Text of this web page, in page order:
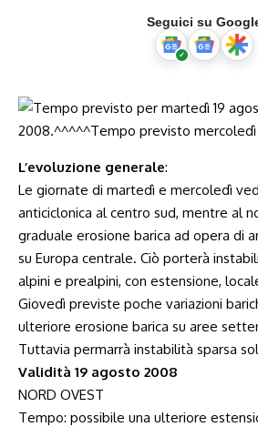
Seguici su
L’evoluzione generale:
Le giornate di martedì e mercoledì
anticiclonica al centro sud, mentre al
graduale erosione barica ad opera di
su Europa centrale. Ciò porterà
alpini e prealpini, con estensione,
Giovedì previste poche variazioni
ulteriore erosione barica su aree
Tuttavia permarrà instabilità sparsa
Validità 19 agosto 2008
NORD OVEST
Tempo: possibile una ulteriore